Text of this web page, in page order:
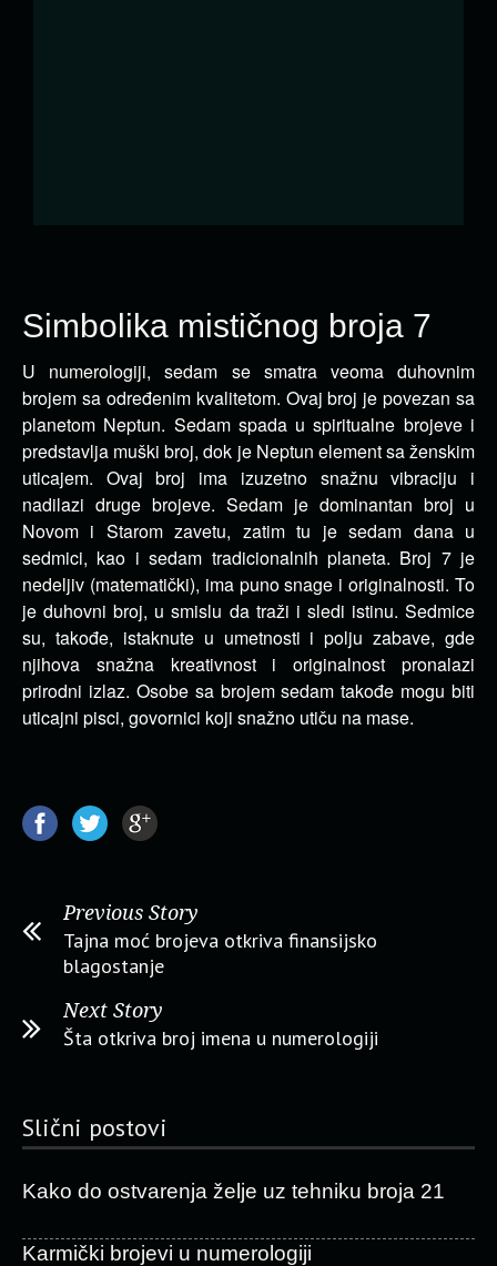
Simbolika mističnog broja 7
U numerologiji, sedam se smatra veoma duhovnim
brojem sa određenim kvalitetom. Ovaj broj je povezan sa
planetom Neptun. Sedam spada u spiritualne brojeve i
predstavlja muški broj, dok je Neptun element sa ženskim
uticajem. Ovaj broj ima izuzetno snažnu vibraciju i
nadilazi druge brojeve. Sedam je dominantan broj u
Novom i Starom zavetu, zatim tu je sedam dana u
sedmici, kao i sedam tradicionalnih planeta. Broj 7 je
nedeljiv (matematički), ima puno snage i originalnosti. To
je duhovni broj, u smislu da traži i sledi istinu. Sedmice
su, takođe, istaknute u umetnosti i polju zabave, gde
njihova snažna kreativnost i originalnost pronalazi
prirodni izlaz. Osobe sa brojem sedam takođe mogu biti
uticajni pisci, govornici koji snažno utiču na mase.
Previous Story
Tajna moć brojeva otkriva finansijsko
blagostanje
Next Story
Šta otkriva broj imena u numerologiji
Slični postovi
Kako do ostvarenja želje uz tehniku broja 21
Karmički brojevi u numerologiji